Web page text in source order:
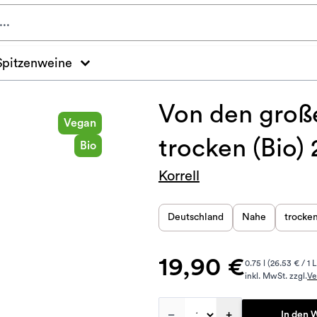
Vegan
Bio
Von den
trocken (Bio)
Korrell
Deutschland Nahe trocken
19,90 €0.75 l (26.53 € / 1
inkl. MwSt. zzgl.
In den